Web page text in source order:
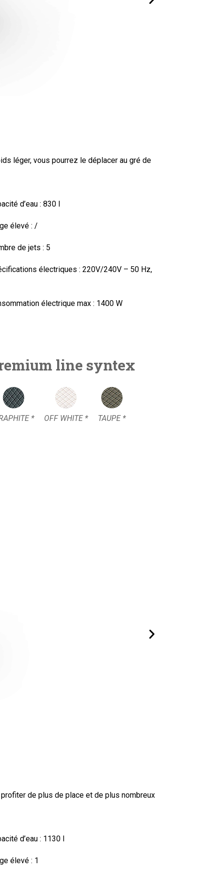
léger, vous pourrez le déplacer au gré de
d’eau : 830 l
élevé : /
de jets : 5
électriques : 220V/240V – 50 Hz,
électrique max : 1400 W
line syntex
* OFF WHITE * TAUPE *
de plus de place et de plus nombreux
d’eau : 1130 l
élevé : 1